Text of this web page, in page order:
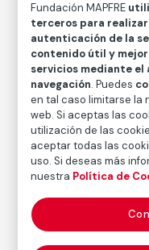
Inventario
FM000860
Fecha
1938/1981-1982
Inscripción/Leyenda
44/50
Autor
John Gutmann
Nacimiento: Breslau,
Fundación MAPFRE
terceros para
autenticación de la
contenido útil y
servicios mediante el
navegación. Puedes
en tal caso limitarse la
web. Si aceptas las
utilización de las
aceptar todas las
uso. Si deseas más
nuestra Política de